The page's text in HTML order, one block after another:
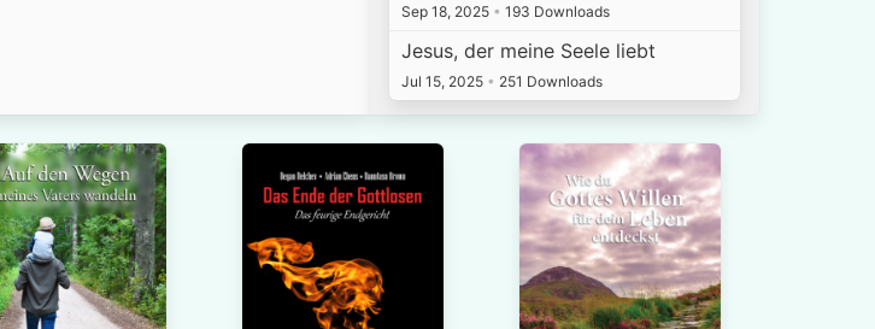
Sep 18, 2025 • 193 Downloads
Jesus, der meine Seele liebt
Jul 15, 2025 • 251 Downloads